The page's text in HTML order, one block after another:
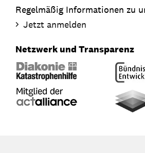
Regelmäßig Informationen zu
Jetzt anmelden
Netzwerk und Transparenz